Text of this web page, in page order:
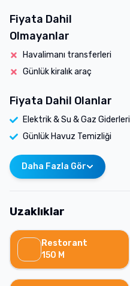
Fiyata Dahil
Olmayanlar
Havalimanı transferleri
Günlük kiralık araç
Fiyata Dahil Olanlar
Elektrik & Su & Gaz Giderleri
Günlük Havuz Temizliği
Daha Fazla Gör
Uzaklıklar
Restorant
150 M